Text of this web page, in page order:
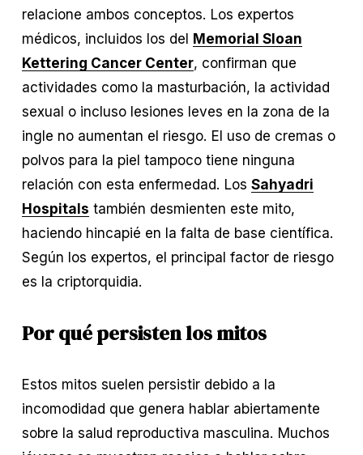
relacione ambos conceptos. Los expertos
médicos, incluidos los del Memorial Sloan
Kettering Cancer Center, confirman que
actividades como la masturbación, la actividad
sexual o incluso lesiones leves en la zona de la
ingle no aumentan el riesgo. El uso de cremas o
polvos para la piel tampoco tiene ninguna
relación con esta enfermedad. Los Sahyadri
Hospitals también desmienten este mito,
haciendo hincapié en la falta de base científica.
Según los expertos, el principal factor de riesgo
es la criptorquidia.
Por qué persisten los mitos
Estos mitos suelen persistir debido a la
incomodidad que genera hablar abiertamente
sobre la salud reproductiva masculina. Muchos